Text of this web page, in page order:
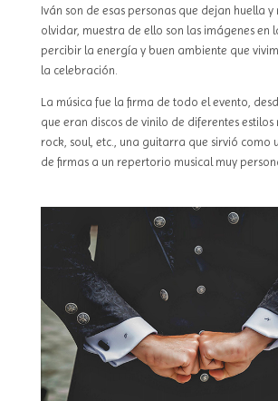
Iván son de esas personas que dejan huella
olvidar, muestra de ello son las imágenes en
percibir la energía y buen ambiente que
la celebración.
La música fue la firma de todo el evento,
que eran discos de vinilo de diferentes estilos
rock, soul, etc., una guitarra que sirvió como
de firmas a un repertorio musical muy